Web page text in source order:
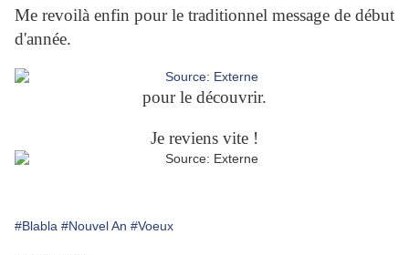
Me revoilà enfin pour le traditionnel message de début
d'année.
pour le découvrir.
Je reviens vite !
#Blabla #Nouvel An #Voeux